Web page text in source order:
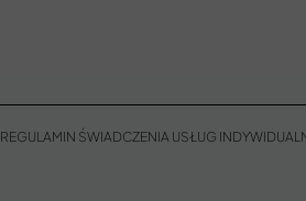
REGULAMIN ŚWIADCZENIA USŁUG